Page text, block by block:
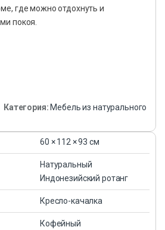
где можно отдохнуть и
покоя.
Категория: Мебель из натурального
60 × 112 × 93 см
Натуральный
Индонезийский ротанг
Кресло-качалка
Кофейный